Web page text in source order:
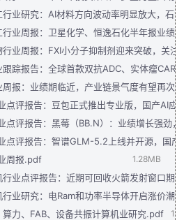
业研究：AI材料方向波动率明显放大，石
业周报：卫星化学、恒逸石化半年报业绩
业周报：FXI小分子抑制剂迎来突破，关
踪报告：全球首款双抗ADC、实体瘤
报：业绩期临近，产业链景气度有望再次
点评报告：豆包正式推出专业版，国产AI应
点评报告：黑莓（BB.N）：业绩增长强劲
点评报告：智谱GLM-5.2上线并开源，国
周报.pdf
1.28MB
业点评报告：近期可回收火箭发射窗口期
业研究：电Ram和功率半导体开启涨价潮
力、FAB、设备共振计算机业研究.pdf